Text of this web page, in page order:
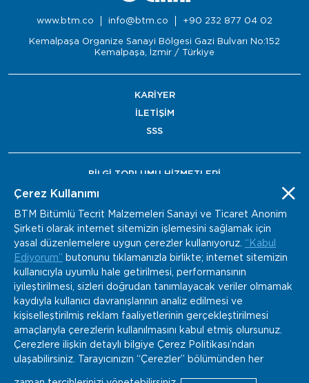
www.btm.co info@btm.co +90 232 877 04 02
Kemalpaşa Organize Sanayi Bölgesi Gazi Bulvarı No:152
Kemalpaşa, İzmir / Türkiye
KARİYER
İLETİŞİM
SSS
BİLGİ TOPLUMU HİZMETLERİ
Çerez Kullanımı
BTM Bitümlü Tecrit Malzemeleri Sanayi ve Ticaret Anonim
Şirketi olarak internet sitemizin işlemesini sağlamak için
yasal düzenlemelere uygun çerezler kullanıyoruz. “Kabul
Ediyorum” butonunu tıklamanızla birlikte; internet sitemizin
kullanıcıyla uyumlu hale getirilmesi, performansının
iyileştirilmesi, sizleri doğrudan tanımlayacak veriler olmamak
kaydıyla kullanıcı davranışlarının analiz edilmesi ve
kişiselleştirilmiş reklam faaliyetlerinin gerçekleştirilmesi
amaçlarıyla çerezlerin kullanılmasını kabul etmiş olursunuz.
Çerezlere ilişkin detaylı bilgiye Çerez Politikası’ndan
ulaşabilirsiniz. Tarayıcınızın “Çerezler” bölümünden her